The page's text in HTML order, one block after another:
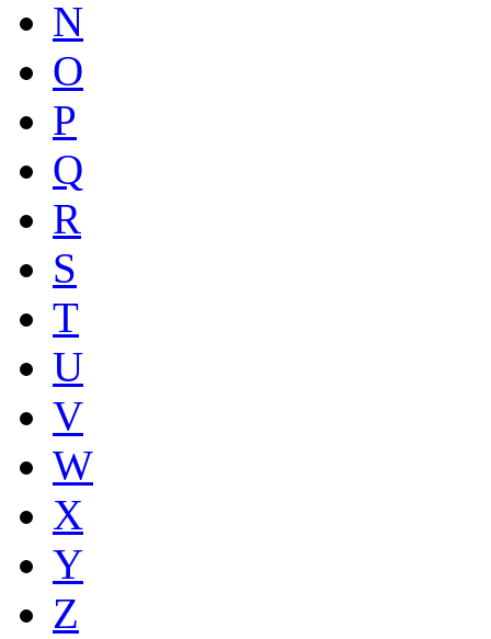
N
O
P
Q
R
S
T
U
V
W
X
Y
Z